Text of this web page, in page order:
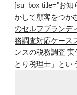
[su_box title="お
かして顧客をつか
のセルフブランデ
務調査対応ケース
ンスの税務調査 実
とり税理士」とい